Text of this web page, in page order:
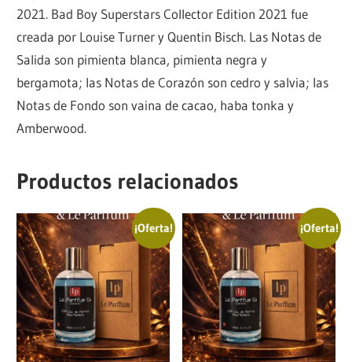
2021. Bad Boy Superstars Collector Edition 2021 fue
creada por Louise Turner y Quentin Bisch. Las Notas de
Salida son pimienta blanca, pimienta negra y
bergamota; las Notas de Corazón son cedro y salvia; las
Notas de Fondo son vaina de cacao, haba tonka y
Amberwood.
Productos relacionados
¡Oferta! ¡Oferta!